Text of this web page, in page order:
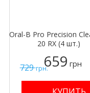
729грн.
Oral-B Pro Precision
20 RX (4 шт.)
659 грн